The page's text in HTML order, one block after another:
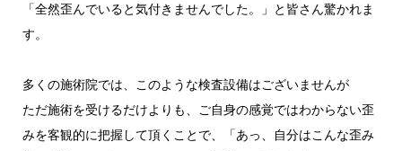
「全然歪んでいると気付きませんでした。」と皆さん驚かれま
す。
多くの施術院では、このような検査設備はございませんが
ただ施術を受けるだけよりも、ご自身の感覚ではわからない歪
みを客観的に把握して頂くことで、「あっ、自分はこんな歪み